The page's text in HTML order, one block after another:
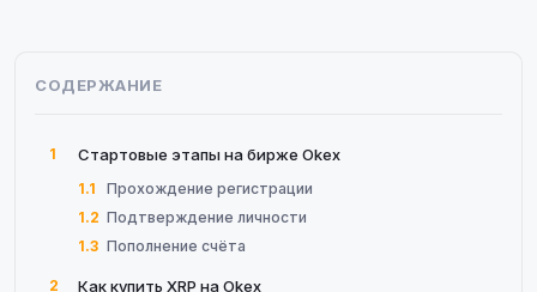
СОДЕРЖАНИЕ
1 Стартовые этапы на бирже Okex
1.1
Прохождение регистрации
1.2 Подтверждение личности
1.3 Пополнение счёта
2 Как купить XRP на Okex